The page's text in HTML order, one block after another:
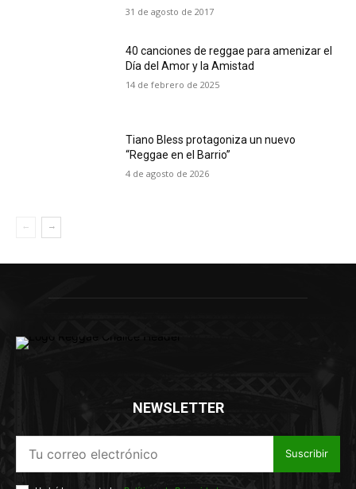
31 de agosto de 2017
40 canciones de reggae para amenizar el
Día del Amor y la Amistad
14 de febrero de 2025
Tiano Bless protagoniza un nuevo
“Reggae en el Barrio”
4 de agosto de 2026
NEWSLETTER
Suscribir